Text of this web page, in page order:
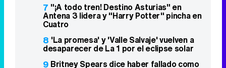
7 "¡A todo tren! Destino Asturias" en
Antena 3 lidera y "Harry Potter" pincha en
Cuatro
8 'La promesa' y 'Valle Salvaje' vuelven a
desaparecer de La 1 por el eclipse solar
9 Britney Spears dice haber fallado como